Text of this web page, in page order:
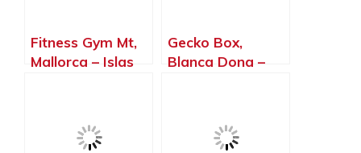
Fitness Gym Mt,
Mallorca – Islas
Gecko Box,
Blanca Dona –